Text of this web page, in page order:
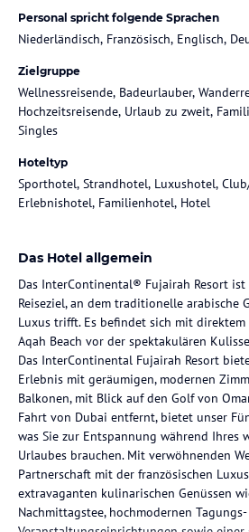
Personal spricht folgende Sprachen
Niederländisch, Französisch, Englisch,
Zielgruppe
Wellnessreisende, Badeurlauber,
Hochzeitsreisende, Urlaub zu zweit,
Singles
Hoteltyp
Sporthotel, Strandhotel, Luxushotel,
Erlebnishotel, Familienhotel, Hotel
Das Hotel allgemein
Das InterContinental® Fujairah Resort
Reiseziel, an dem traditionelle arabische
Luxus trifft. Es befindet sich mit direktem
Aqah Beach vor der spektakulären
Das InterContinental Fujairah Resort
Erlebnis mit geräumigen, modernen
Balkonen, mit Blick auf den Golf von
Fahrt von Dubai entfernt, bietet unser
was Sie zur Entspannung während Ihres
Urlaubes brauchen. Mit verwöhnenden
Partnerschaft mit der französischen
extravaganten kulinarischen Genüssen
Nachmittagstee, hochmodernen